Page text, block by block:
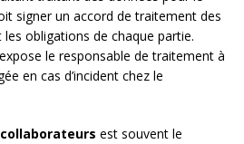
signer un accord de traitement des
obligations de chaque partie.
le responsable de traitement à
en cas d’incident chez le
est souvent le